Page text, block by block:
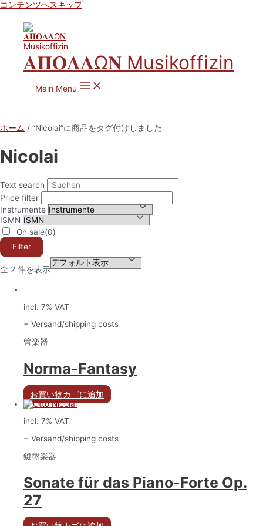
コンテンツへスキップ
𝚨𝚷𝚶𝚲𝚲Ω𝚴 Musikoffizin
Main Menu
ホーム / “Nicolai”に商品をタグ付けしました
Nicolai
Text search
Price filter
Instrumente
ISMN
On sale(0)
Filter
全 2 件を表示
incl. 7% VAT
+ Versand/shipping costs
管楽器
Norma-Fantasy
お買い物カゴに追加
incl. 7% VAT
+ Versand/shipping costs
鍵盤楽器
Sonate für das Piano-Forte Op.
27